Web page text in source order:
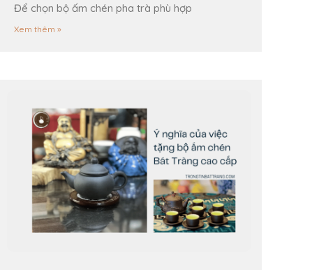
Để chọn bộ ấm chén pha trà phù hợp
Xem thêm »